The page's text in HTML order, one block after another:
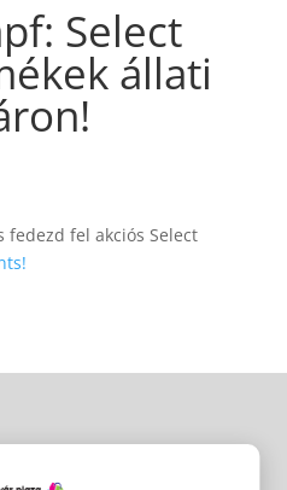
Select
állati
fedezd fel akciós Select